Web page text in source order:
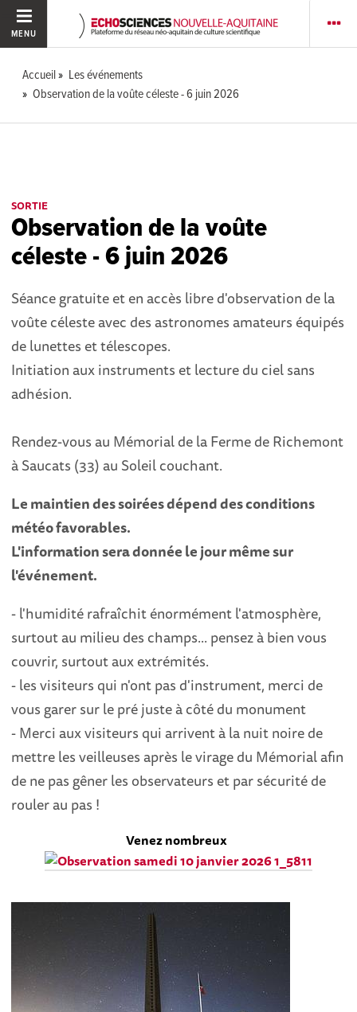
MENU
Accueil
Les événements
Observation de la voûte céleste - 6 juin 2026
SORTIE
Observation de la voûte
céleste - 6 juin 2026
Séance gratuite et en accès libre d'observation de la
voûte céleste avec des astronomes amateurs équipés
de lunettes et télescopes.
Initiation aux instruments et lecture du ciel sans
adhésion.
Rendez-vous au Mémorial de la Ferme de Richemont
à Saucats (33) au Soleil couchant.
Le maintien des soirées dépend des conditions
météo favorables.
L'information sera donnée le jour même sur
l'événement.
- l'humidité rafraîchit énormément l'atmosphère,
surtout au milieu des champs... pensez à bien vous
couvrir, surtout aux extrémités.
- les visiteurs qui n'ont pas d'instrument, merci de
vous garer sur le pré juste à côté du monument
- Merci aux visiteurs qui arrivent à la nuit noire de
mettre les veilleuses après le virage du Mémorial afin
de ne pas gêner les observateurs et par sécurité de
rouler au pas !
Venez nombreux